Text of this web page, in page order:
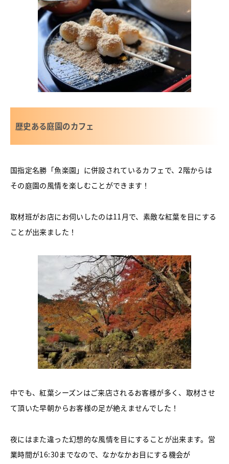
歴史ある庭園のカフェ
国指定名勝「魚楽園」に併設されているカフェで、2階からは
その庭園の風情を楽しむことができます！
取材班がお店にお伺いしたのは11月で、素敵な紅葉を目にする
ことが出来ました！
中でも、紅葉シーズンはご来店されるお客様が多く、取材させ
て頂いた早朝からお客様の足が絶えませんでした！
夜にはまた違った幻想的な風情を目にすることが出来ます。営
業時間が16:30までなので、なかなかお目にする機会が